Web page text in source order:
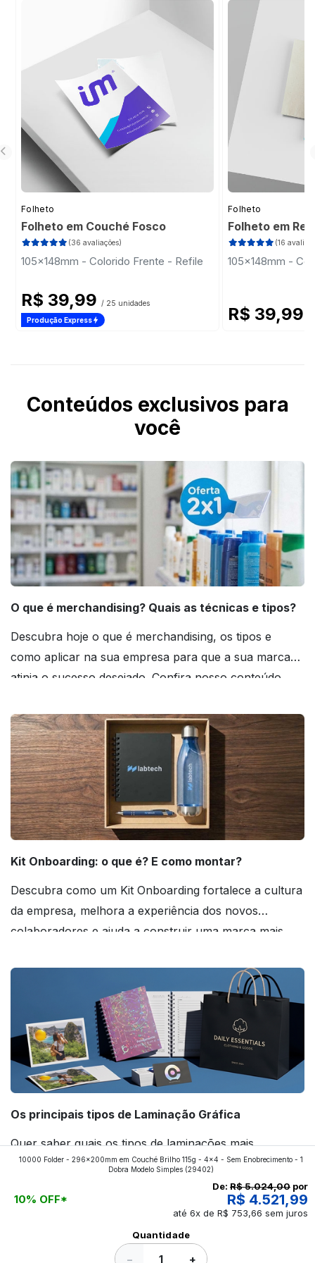
Folheto
Folheto em Couché Fosco
(36 avaliações)
105x148mm - Colorido Frente - Refile
R$ 39,99 / 25 unidades
Produção Express
Folheto
Folheto em
(16
105x148mm -
R$ 39,99
Conteúdos exclusivos para
você
O que é merchandising? Quais as técnicas e tipos?
Descubra hoje o que é merchandising, os tipos e
como aplicar na sua empresa para que a sua marca
atinja o sucesso desejado. Confira nosso conteúdo
Kit Onboarding: o que é? E como montar?
Descubra como um Kit Onboarding fortalece a cultura
da empresa, melhora a experiência dos novos
colaboradores e ajuda a construir uma marca mais
Os principais tipos de Laminação Gráfica
Quer saber quais os tipos de laminações mais
aplicados nos impressos da gráfica FuturaIM? Então,
continue a leitura que vamos revelar para você!
10000 Folder - 296x200mm em Couché Brilho 115g - 4x4 - Sem Enobrecimento - 1
Dobra Modelo Simples (29402)
10% OFF*
De: R$ 5.024,00 por
R$ 4.521,99
até 6x de R$ 753,66 sem juros
Quantidade
− +